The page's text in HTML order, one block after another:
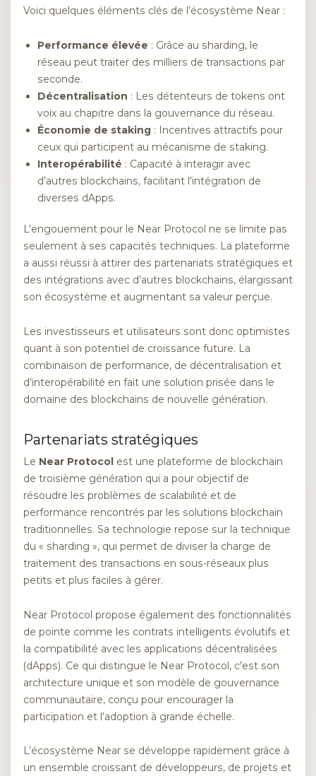
Voici quelques éléments clés de l’écosystème Near :
Performance élevée : Grâce au sharding, le
réseau peut traiter des milliers de transactions par
seconde.
Décentralisation : Les détenteurs de tokens ont
voix au chapitre dans la gouvernance du réseau.
Économie de staking : Incentives attractifs pour
ceux qui participent au mécanisme de staking.
Interopérabilité : Capacité à interagir avec
d’autres blockchains, facilitant l’intégration de
diverses dApps.
L’engouement pour le Near Protocol ne se limite pas
seulement à ses capacités techniques. La plateforme
a aussi réussi à attirer des partenariats stratégiques et
des intégrations avec d’autres blockchains, élargissant
son écosystème et augmentant sa valeur perçue.
Les investisseurs et utilisateurs sont donc optimistes
quant à son potentiel de croissance future. La
combinaison de performance, de décentralisation et
d’interopérabilité en fait une solution prisée dans le
domaine des blockchains de nouvelle génération.
Partenariats stratégiques
Le Near Protocol est une plateforme de blockchain
de troisième génération qui a pour objectif de
résoudre les problèmes de scalabilité et de
performance rencontrés par les solutions blockchain
traditionnelles. Sa technologie repose sur la technique
du « sharding », qui permet de diviser la charge de
traitement des transactions en sous-réseaux plus
petits et plus faciles à gérer.
Near Protocol propose également des fonctionnalités
de pointe comme les contrats intelligents évolutifs et
la compatibilité avec les applications décentralisées
(dApps). Ce qui distingue le Near Protocol, c’est son
architecture unique et son modèle de gouvernance
communautaire, conçu pour encourager la
participation et l’adoption à grande échelle.
L’écosystème Near se développe rapidement grâce à
un ensemble croissant de développeurs, de projets et